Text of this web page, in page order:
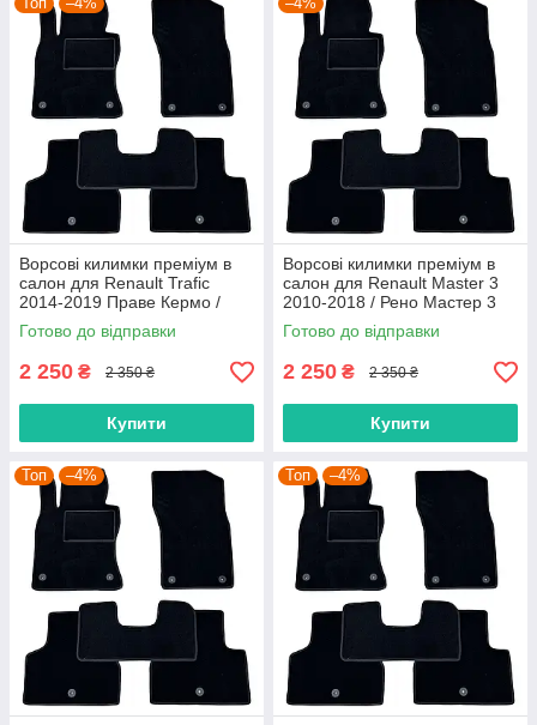
Ворсові килимки преміум в
салон для Renault Trafic
2014-2019 Праве Кермо /
Рено Трафік килимки
Готово до відправки
2 250 ₴ 2 350 ₴
Купити
Ворсові килимки преміум в
салон для Renault Master 3
2010-2018 / Рено Мастер 3
килимки
Готово до відправки
2 250 ₴ 2 350 ₴
Купити
Топ –4% Топ –4%